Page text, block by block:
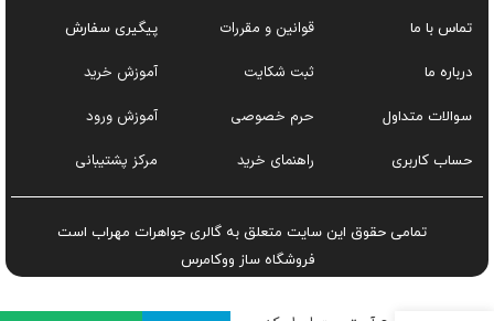
تماس با ما
درباره ما
سوالات متداول
حساب کاربری
قوانین و مقررات
ثبت شکایت
حرم خصوصی
راهنمای خرید
پیگیری سفارش
آموزش خرید
آموزش ورود
مرکز پشتیبانی
تمامی حقوق این سایت متعلق به گالری جواهرات مهراب است
فروشگاه ساز ووکامرس